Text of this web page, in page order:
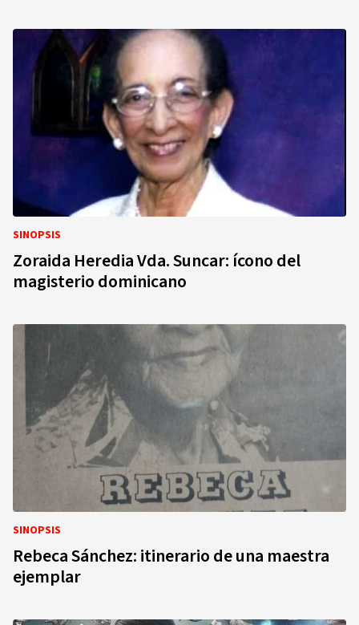
SINOPSIS
Zoraida Heredia Vda. Suncar: ícono del
magisterio dominicano
SINOPSIS
Rebeca Sánchez: itinerario de una maestra
ejemplar